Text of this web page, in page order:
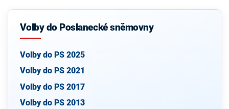
Volby do Poslanecké sněmovny
Volby do PS 2025
Volby do PS 2021
Volby do PS 2017
Volby do PS 2013